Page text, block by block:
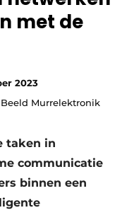
met de
2023
Murrelektronik
taken in
communicatie
binnen een